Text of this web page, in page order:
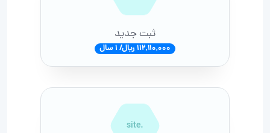
ثبت جدید
112,110,000 ریال/ 1 سال
.site